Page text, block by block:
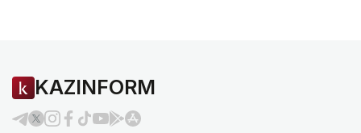
KAZINFORM